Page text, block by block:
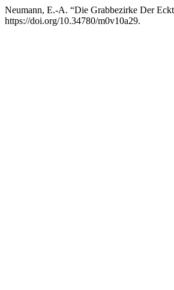
Neumann, E.-A. “Die Grabbezirke Der
https://doi.org/10.34780/m0v10a29.